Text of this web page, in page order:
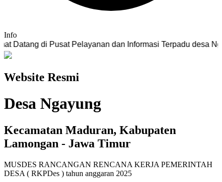
Info
di Pusat Pelayanan dan Informasi Terpadu desa Ngayung
Website Resmi
Desa Ngayung
Kecamatan Maduran, Kabupaten
Lamongan - Jawa Timur
MUSDES RANCANGAN RENCANA KERJA PEMERINTAH
DESA ( RKPDes ) tahun anggaran 2025